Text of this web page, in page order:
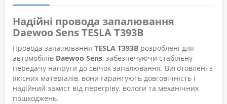
Надійні провода запалювання
Daewoo Sens TESLA T393B
Провода запалювання TESLA T393B розроблені для
автомобілів Daewoo Sens, забезпечуючи стабільну
передачу напруги до свічок запалювання. Виготовлені з
якісних матеріалів, вони гарантують довговічність і
надійний захист від перегріву, вологи та механічних
пошкоджень.